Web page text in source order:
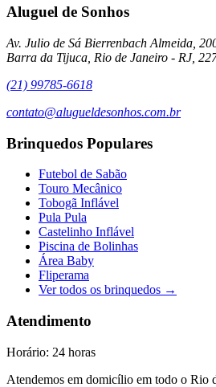
Aluguel de Sonhos
Av. Julio de Sá Bierrenbach Almeida,
Barra da Tijuca, Rio de Janeiro - RJ,
(21) 99785-6618
contato@alugueldesonhos.com.br
Brinquedos Populares
Futebol de Sabão
Touro Mecânico
Tobogã Inflável
Pula Pula
Castelinho Inflável
Piscina de Bolinhas
Área Baby
Fliperama
Ver todos os brinquedos →
Atendimento
Horário: 24 horas
Atendemos em domicílio em todo o Rio